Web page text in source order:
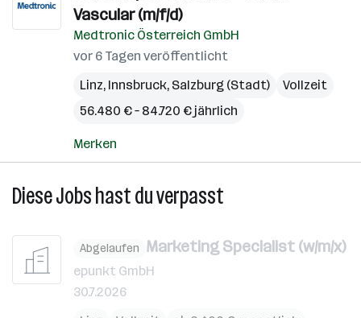
Vascular (m/f/d)
Medtronic Österreich GmbH
vor 6 Tagen veröffentlicht
Linz, Innsbruck, Salzburg (Stadt)
Vollzeit
56.480 € – 84.720 € jährlich
Merken
Diese Jobs hast du verpasst
Abgelaufen Marketing Specialist (w/m/x)
epunkt GmbH
30.7.2026